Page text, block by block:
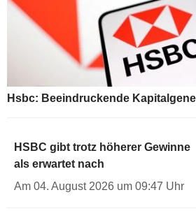
Hsbc: Beeindruckende
HSBC gibt trotz höherer Gewinne
als erwartet nach
Am 04. August 2026 um 09:47 Uhr